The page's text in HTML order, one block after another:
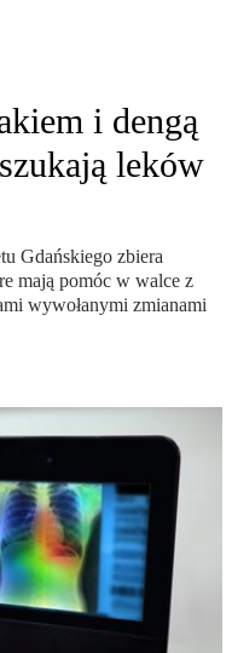
i dengą
leków
Gdańskiego zbiera
mają pomóc w walce z
wywołanymi zmianami